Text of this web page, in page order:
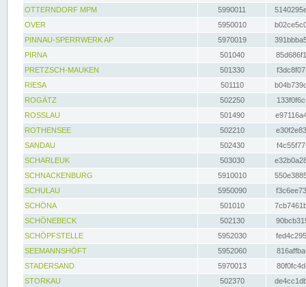
OTTERNDORF MPM
5990011
OVER
5950010
PINNAU-SPERRWERK AP
5970019
PIRNA
501040
PRETZSCH-MAUKEN
501330
RIESA
501110
ROGÄTZ
502250
ROSSLAU
501490
ROTHENSEE
502210
SANDAU
502430
SCHARLEUK
503030
SCHNACKENBURG
5910010
SCHULAU
5950090
SCHÖNA
501010
SCHÖNEBECK
502130
SCHÖPFSTELLE
5952030
SEEMANNSHÖFT
5952060
STADERSAND
5970013
STORKAU
502370